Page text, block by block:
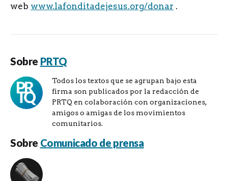
web www.lafonditadejesus.org/donar .
Sobre PRTQ
Todos los textos que se agrupan bajo esta
firma son publicados por la redacción de
PRTQ en colaboración con organizaciones,
amigos o amigas de los movimientos
comunitarios.
Sobre Comunicado de prensa